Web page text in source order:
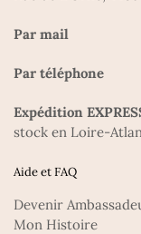
Par mail
Par téléphone
Expédition
stock en Loire-
Aide et FAQ
Devenir
Mon Histoire